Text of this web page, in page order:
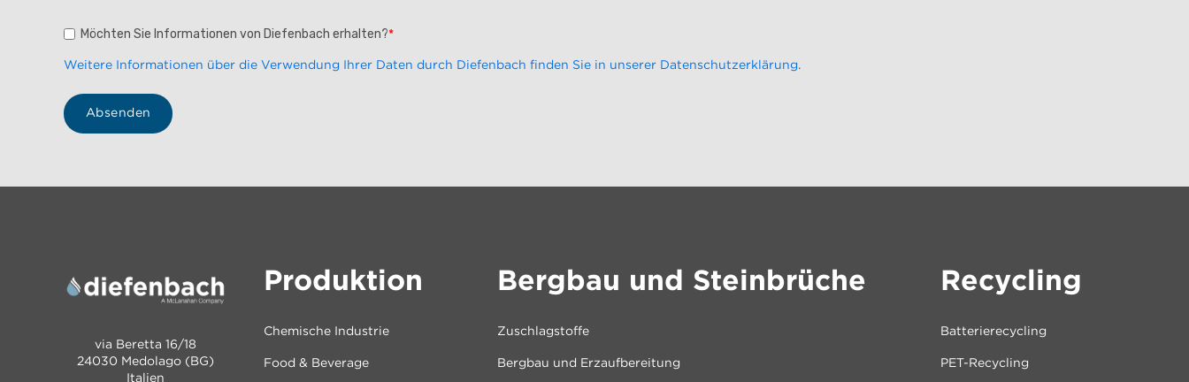
Möchten Sie Informationen von Diefenbach erhalten?*
Weitere Informationen über die Verwendung Ihrer Daten durch Diefenbach finden Sie in unserer Datenschutzerklärung.
via Beretta 16/18
24030 Medolago (BG)
Italien
Produktion
Chemische Industrie
Food & Beverage
Bergbau und Steinbrüche
Zuschlagstoffe
Bergbau und Erzaufbereitung
Recycling
Batterierecycling
PET-Recycling